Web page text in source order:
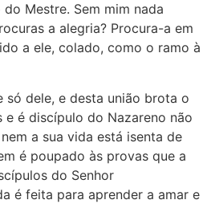
Mestre. Sem mim nada
a alegria? Procura-a em
a ele, colado, como o ramo à
dele, e desta união brota o
e é discípulo do Nazareno não
a sua vida está isenta de
é poupado às provas que a
do Senhor
é feita para aprender a amar e